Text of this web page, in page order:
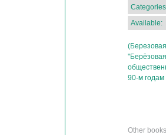
Available:
90-м годам
Other